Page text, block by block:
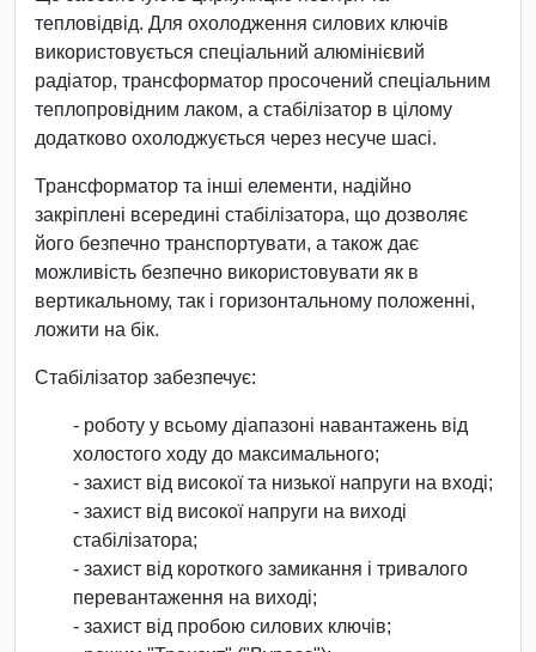
тепловідвід. Для охолодження силових ключів
використовується спеціальний алюмінієвий
радіатор, трансформатор просочений спеціальним
теплопровідним лаком, а стабілізатор в цілому
додатково охолоджується через несуче шасі.
Трансформатор та інші елементи, надійно
закріплені всередині стабілізатора, що дозволяє
його безпечно транспортувати, а також дає
можливість безпечно використовувати як в
вертикальному, так і горизонтальному положенні,
ложити на бік.
Стабілізатор забезпечує:
- роботу у всьому діапазоні навантажень від
холостого ходу до максимального;
- захист від високої та низької напруги на вході;
- захист від високої напруги на виході
стабілізатора;
- захист від короткого замикання і тривалого
перевантаження на виході;
- захист від пробою силових ключів;